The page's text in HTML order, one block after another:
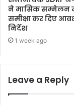
ने मासिक सम्मेलन में
समीक्षा कर दिए
निर्देश
1 week ago
Leave a Reply